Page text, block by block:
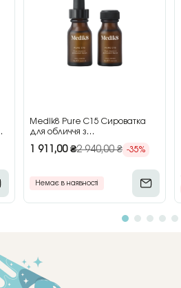
Medik8 Pure C15 Сироватка
для обличчя з
2×15 мл
1 911,00₴2 940,00₴ -35%
Немає в наявності